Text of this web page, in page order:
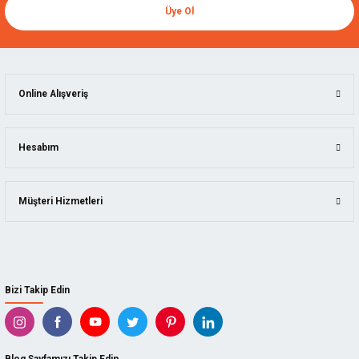
Üye Ol
Bizi Takip Edin
Online Alışveriş
Hesabım
Müşteri Hizmetleri